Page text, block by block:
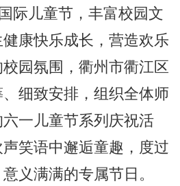
儿童节，丰富校园文
康快乐成长，营造欢乐
园氛围，衢州市衢江区
细致安排，组织全体师
一儿童节系列庆祝活
笑语中邂逅童趣，度过
义满满的专属节日。